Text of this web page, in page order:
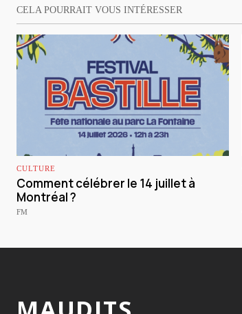
CELA POURRAIT VOUS INTÉRESSER
CULTURE
Comment célébrer le 14 juillet à
Montréal ?
FM